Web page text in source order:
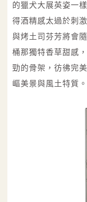
的獵犬大展英姿一
得酒精感太過於刺
與烤土司芬芳將會
桶那獨特香草甜感
勁的骨架，彷彿完
嶇美景與風土特質。